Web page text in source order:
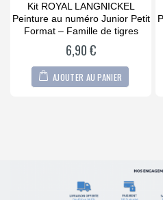
0
of
Kit ROYAL LANGNICKEL
Peinture au numéro Junior Petit
Format – Famille de tigres
6,90€
AJOUTER AU PANIER